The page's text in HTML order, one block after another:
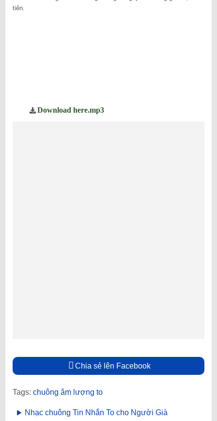
tiên.
Download here.mp3
Chia sẻ lên Facebook
Tags: chuông âm lượng to
Nhạc chuông Tin Nhắn To cho Người Già